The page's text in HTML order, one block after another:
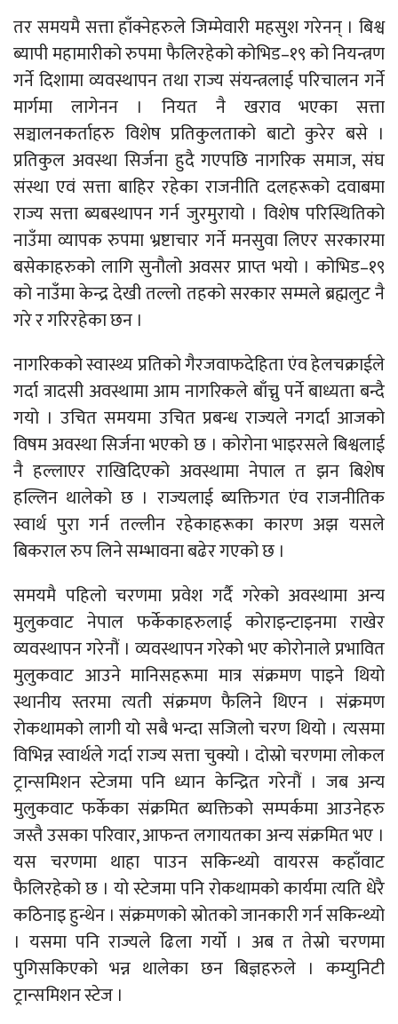
तर समयमै सत्ता हाँक्नेहरुले जिम्मेवारी महसुश गरेनन् । बिश्व
ब्यापी महामारीको रुपमा फैलिरहेको कोभिड–१९ को नियन्त्रण
गर्ने दिशामा व्यवस्थापन तथा राज्य संयन्त्रलाई परिचालन गर्ने
मार्गमा लागेनन । नियत नै खराव भएका सत्ता
सञ्चालनकर्ताहरु विशेष प्रतिकुलताको बाटो कुरेर बसे ।
प्रतिकुल अवस्था सिर्जना हुदै गएपछि नागरिक समाज, संघ
संस्था एवं सत्ता बाहिर रहेका राजनीति दलहरूको दवाबमा
राज्य सत्ता ब्यबस्थापन गर्न जुरमुरायो । विशेष परिस्थितिको
नाउँमा व्यापक रुपमा भ्रष्टाचार गर्ने मनसुवा लिएर सरकारमा
बसेकाहरुको लागि सुनौलो अवसर प्राप्त भयो । कोभिड–१९
को नाउँमा केन्द्र देखी तल्लो तहको सरकार सम्मले ब्रह्मलुट नै
गरे र गरिरहेका छन ।
नागरिकको स्वास्थ्य प्रतिको गैरजवाफदेहिता एंव हेलचक्राईले
गर्दा त्रादसी अवस्थामा आम नागरिकले बाँच्नु पर्ने बाध्यता बन्दै
गयो । उचित समयमा उचित प्रबन्ध राज्यले नगर्दा आजको
विषम अवस्था सिर्जना भएको छ । कोरोना भाइरसले बिश्वलाई
नै हल्लाएर राखिदिएको अवस्थामा नेपाल त झन बिशेष
हल्लिन थालेको छ । राज्यलाई ब्यक्तिगत एंव राजनीतिक
स्वार्थ पुरा गर्न तल्लीन रहेकाहरूका कारण अझ यसले
बिकराल रुप लिने सम्भावना बढेर गएको छ ।
समयमै पहिलो चरणमा प्रवेश गर्दै गरेको अवस्थामा अन्य
मुलुकवाट नेपाल फर्केकाहरुलाई कोराइन्टाइनमा राखेर
व्यवस्थापन गरेनौं । व्यवस्थापन गरेको भए कोरोनाले प्रभावित
मुलुकवाट आउने मानिसहरूमा मात्र संक्रमण पाइने थियो
स्थानीय स्तरमा त्यती संक्रमण फैलिने थिएन । संक्रमण
रोकथामको लागी यो सबै भन्दा सजिलो चरण थियो । त्यसमा
विभिन्न स्वार्थले गर्दा राज्य सत्ता चुक्यो । दोस्रो चरणमा लोकल
ट्रान्समिशन स्टेजमा पनि ध्यान केन्द्रित गरेनौं । जब अन्य
मुलुकवाट फर्केका संक्रमित ब्यक्तिको सम्पर्कमा आउनेहरु
जस्तै उसका परिवार, आफन्त लगायतका अन्य संक्रमित भए ।
यस चरणमा थाहा पाउन सकिन्थ्यो वायरस कहाँवाट
फैलिरहेको छ । यो स्टेजमा पनि रोकथामको कार्यमा त्यति धेरै
कठिनाइ हुन्थेन । संक्रमणको स्रोतको जानकारी गर्न सकिन्थ्यो
। यसमा पनि राज्यले ढिला गर्यो । अब त तेस्रो चरणमा
पुगिसकिएको भन्न थालेका छन बिज्ञहरुले । कम्युनिटी
ट्रान्समिशन स्टेज ।